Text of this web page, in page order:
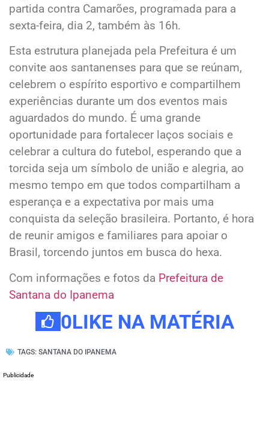
partida contra Camarões, programada para a
sexta-feira, dia 2, também às 16h.
Esta estrutura planejada pela Prefeitura é um
convite aos santanenses para que se reúnam,
celebrem o espírito esportivo e compartilhem
experiências durante um dos eventos mais
aguardados do mundo. É uma grande
oportunidade para fortalecer laços sociais e
celebrar a cultura do futebol, esperando que a
torcida seja um símbolo de união e alegria, ao
mesmo tempo em que todos compartilham a
esperança e a expectativa por mais uma
conquista da seleção brasileira. Portanto, é hora
de reunir amigos e familiares para apoiar o
Brasil, torcendo juntos em busca do hexa.
Com informações e fotos da Prefeitura de
Santana do Ipanema
0LIKE NA MATÉRIA
TAGS: SANTANA DO IPANEMA
Publicidade